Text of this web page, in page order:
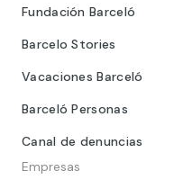
Fundación Barceló
Barcelo Stories
Vacaciones Barceló
Barceló Personas
Canal de denuncias
Empresas